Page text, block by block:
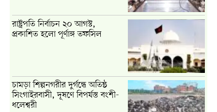
রাষ্ট্রপতি নির্বাচন ২০ আগস্ট,
প্রকাশিত হলো পূর্ণাঙ্গ তফসিল
চামড়া শিল্পনগরীর দুর্গন্ধে অতিষ্ঠ
সিংগাইরবাসী, দূষণে বিপর্যস্ত বংশী-
ধলেশ্বরী